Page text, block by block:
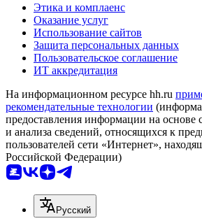
Этика и комплаенс
Оказание услуг
Использование сайтов
Защита персональных данных
Пользовательское соглашение
ИТ аккредитация
На информационном ресурсе hh.ru
рекомендательные технологии
предоставления информации на основе
и анализа сведений, относящихся к
пользователей сети «Интернет»,
Российской Федерации)
Русский